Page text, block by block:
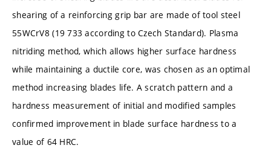
shearing of a reinforcing grip bar are made of tool steel
55WCrV8 (19 733 according to Czech Standard). Plasma
nitriding method, which allows higher surface hardness
while maintaining a ductile core, was chosen as an optimal
method increasing blades life. A scratch pattern and a
hardness measurement of initial and modified samples
confirmed improvement in blade surface hardness to a
value of 64 HRC.